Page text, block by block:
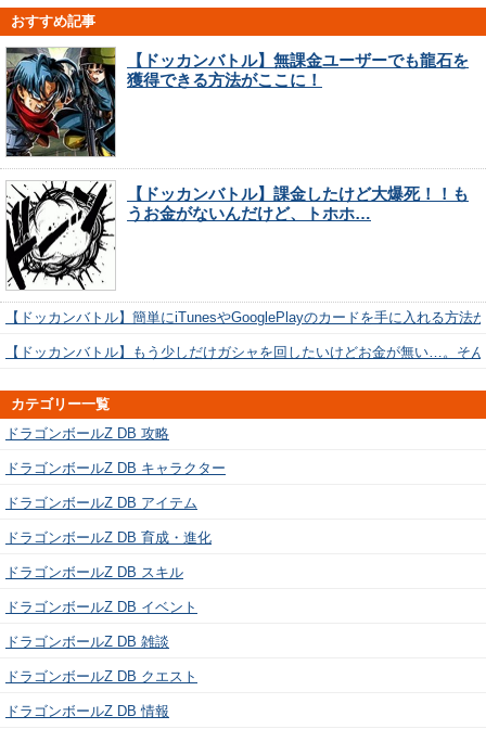
おすすめ記事
【ドッカンバトル】無課金ユーザーでも龍石を
獲得できる方法がここに！
【ドッカンバトル】課金したけど大爆死！！も
うお金がないんだけど、トホホ…
【ドッカンバトル】簡単にiTunesやGooglePlayのカードを手に入れる方法
【ドッカンバトル】もう少しだけガシャを回したいけどお金が無い…。そ
カテゴリー一覧
ドラゴンボールZ DB 攻略
ドラゴンボールZ DB キャラクター
ドラゴンボールZ DB アイテム
ドラゴンボールZ DB 育成・進化
ドラゴンボールZ DB スキル
ドラゴンボールZ DB イベント
ドラゴンボールZ DB 雑談
ドラゴンボールZ DB クエスト
ドラゴンボールZ DB 情報